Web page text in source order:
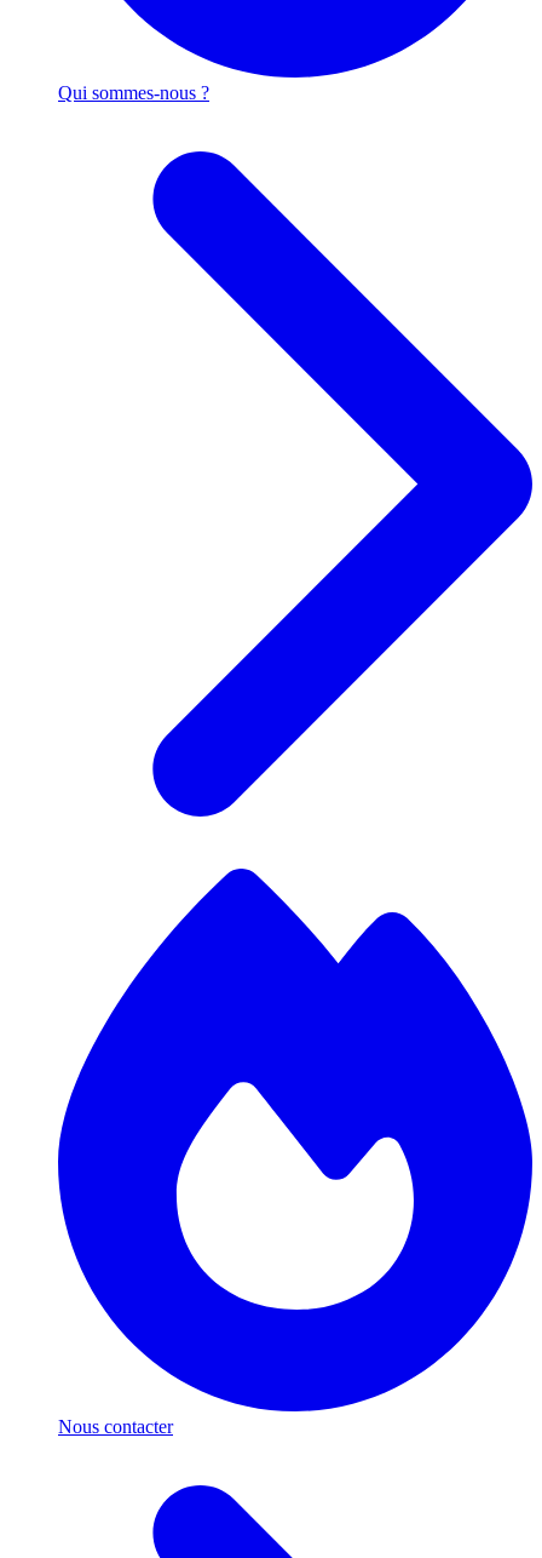
Qui sommes-nous ?
Nous contacter